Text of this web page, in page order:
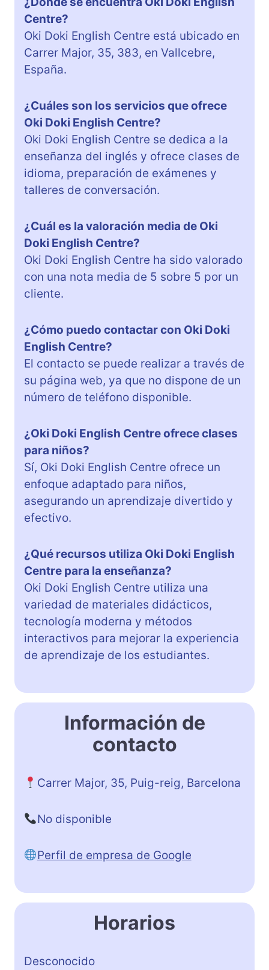
Centre?
Oki Doki English Centre está ubicado en
Carrer Major, 35, 383, en Vallcebre,
España.
¿Cuáles son los servicios que ofrece
Oki Doki English Centre?
Oki Doki English Centre se dedica a la
enseñanza del inglés y ofrece clases de
idioma, preparación de exámenes y
talleres de conversación.
¿Cuál es la valoración media de Oki
Doki English Centre?
Oki Doki English Centre ha sido valorado
con una nota media de 5 sobre 5 por un
cliente.
¿Cómo puedo contactar con Oki Doki
English Centre?
El contacto se puede realizar a través de
su página web, ya que no dispone de un
número de teléfono disponible.
¿Oki Doki English Centre ofrece clases
para niños?
Sí, Oki Doki English Centre ofrece un
enfoque adaptado para niños,
asegurando un aprendizaje divertido y
efectivo.
¿Qué recursos utiliza Oki Doki English
Centre para la enseñanza?
Oki Doki English Centre utiliza una
variedad de materiales didácticos,
tecnología moderna y métodos
interactivos para mejorar la experiencia
de aprendizaje de los estudiantes.
Información de
contacto
Carrer Major, 35, Puig-reig, Barcelona
No disponible
Perfil de empresa de Google
Horarios
Desconocido